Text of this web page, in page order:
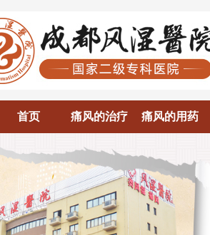
首页 痛风的治疗 痛风的用药